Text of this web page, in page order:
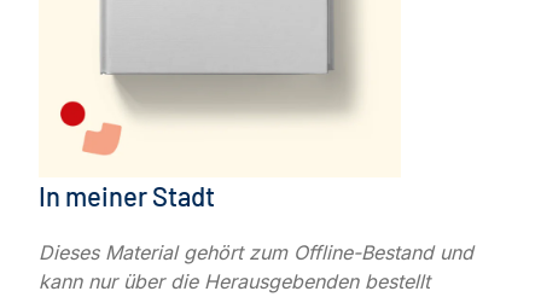
In meiner Stadt
Dieses Material gehört zum Offline-Bestand und
kann nur über die Herausgebenden bestellt